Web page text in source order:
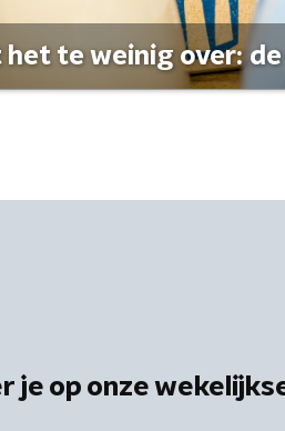
het te weinig over:
je op onze